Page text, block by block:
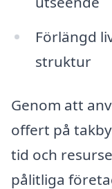
Förlängd
struktur
Genom att
offert på
tid och
pålitliga